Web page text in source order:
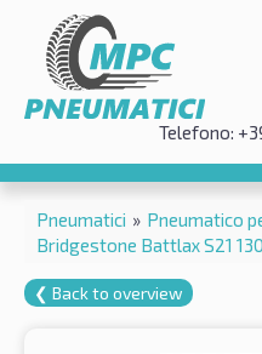
Telefono:
Pneumatici » Pneumatico
Bridgestone Battlax S21
❮ Back to overview